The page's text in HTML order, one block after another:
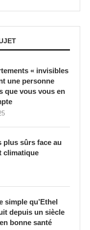
« invisibles
une personne
que vous vous en
plus sûrs face au
climatique
simple qu’Ethel
depuis un siècle
bonne santé